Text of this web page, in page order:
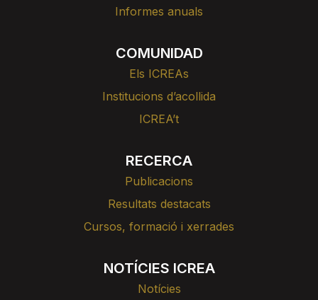
Informes anuals
COMUNIDAD
Els ICREAs
Institucions d’acollida
ICREA’t
RECERCA
Publicacions
Resultats destacats
Cursos, formació i xerrades
NOTÍCIES ICREA
Notícies